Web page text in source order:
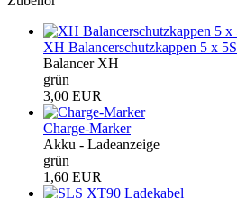
XH Balancerschutzkappen 5 x 5S
Balancer XH
grün
3,00 EUR
Charge-Marker
Akku - Ladeanzeige
grün
1,60 EUR